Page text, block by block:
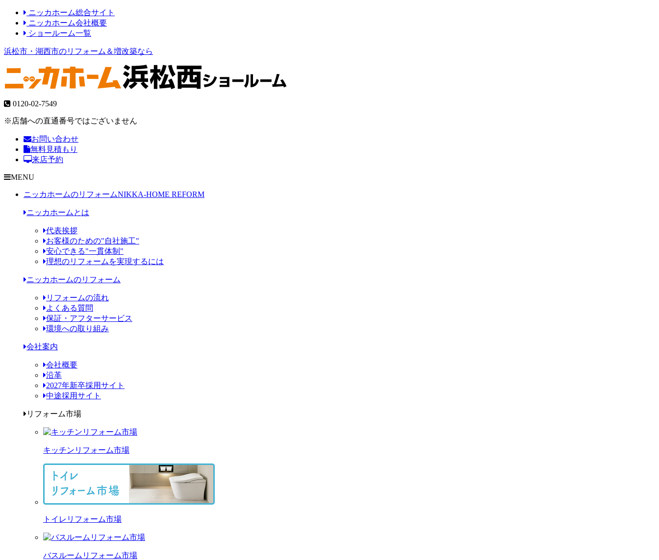
ニッカホーム総合サイト
ニッカホーム会社概要
ショールーム一覧
浜松市・湖西市のリフォーム＆増改築なら
0120-02-7549
※店舗への直通番号ではございません
お問い合わせ
無料見積もり
来店予約
MENU
ニッカホームのリフォームNIKKA-HOME REFORM
ニッカホームとは
代表挨拶
お客様のための"自社施工"
安心できる"一貫体制"
理想のリフォームを実現するには
ニッカホームのリフォーム
リフォームの流れ
よくある質問
保証・アフターサービス
環境への取り組み
会社案内
会社概要
沿革
2027年新卒採用サイト
中途採用サイト
リフォーム市場
キッチンリフォーム市場
トイレリフォーム市場
バスルームリフォーム市場